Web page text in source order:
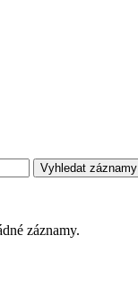
Vyhledat záznamy
záznamy.